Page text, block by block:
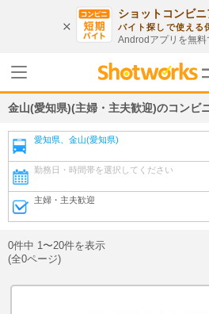
ショットコンビ
バイト探しで使える
Androdアプリを無料
金山(愛知県)(主婦・主夫歓迎)のコンビ
愛知県、金山(愛知県)
勤務日・時間帯を選択してください
主婦・主夫歓迎
0件中 1〜20件を表示
(全0ページ)